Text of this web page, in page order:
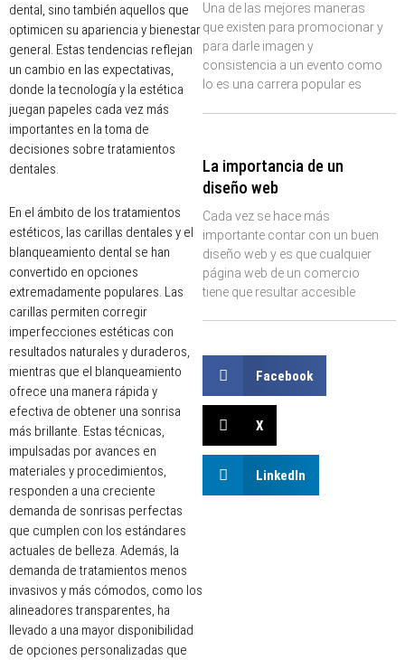
dental, sino también aquellos que
optimicen su apariencia y bienestar
general. Estas tendencias reflejan
un cambio en las expectativas,
donde la tecnología y la estética
juegan papeles cada vez más
importantes en la toma de
decisiones sobre tratamientos
dentales.
En el ámbito de los tratamientos
estéticos, las carillas dentales y el
blanqueamiento dental se han
convertido en opciones
extremadamente populares. Las
carillas permiten corregir
imperfecciones estéticas con
resultados naturales y duraderos,
mientras que el blanqueamiento
ofrece una manera rápida y
efectiva de obtener una sonrisa
más brillante. Estas técnicas,
impulsadas por avances en
materiales y procedimientos,
responden a una creciente
demanda de sonrisas perfectas
que cumplen con los estándares
actuales de belleza. Además, la
demanda de tratamientos menos
invasivos y más cómodos, como los
alineadores transparentes, ha
llevado a una mayor disponibilidad
de opciones personalizadas que
Una de las mejores maneras
que existen para promocionar y
para darle imagen y
consistencia a un evento como
lo es una carrera popular es
La importancia de un
diseño web
Cada vez se hace más
importante contar con un buen
diseño web y es que cualquier
página web de un comercio
tiene que resultar accesible
Facebook
X
LinkedIn